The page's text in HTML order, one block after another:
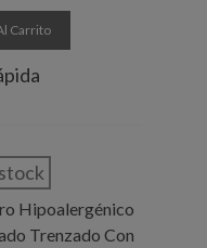
Carrito
Hipoalergénico
Trenzado Con